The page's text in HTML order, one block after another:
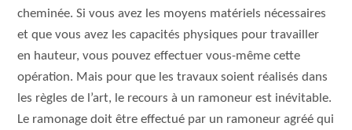
cheminée. Si vous avez les moyens matériels nécessaires
et que vous avez les capacités physiques pour travailler
en hauteur, vous pouvez effectuer vous-même cette
opération. Mais pour que les travaux soient réalisés dans
les règles de l’art, le recours à un ramoneur est inévitable.
Le ramonage doit être effectué par un ramoneur agréé qui